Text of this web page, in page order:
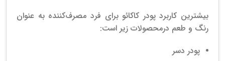
بیشترین کاربرد پودر کاکائو برای فرد مصرف‌کننده به عنوان
رنگ و طعم درمحصولات زیر است:
پودر دسر